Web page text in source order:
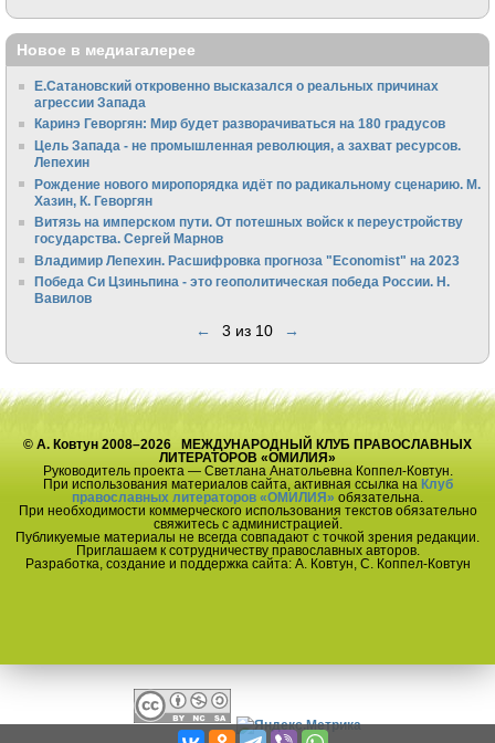
Новое в медиагалерее
Е.Сатановский откровенно высказался о реальных причинах
агрессии Запада
Каринэ Геворгян: Мир будет разворачиваться на 180 градусов
Цель Запада - не промышленная революция, а захват ресурсов.
Лепехин
Рождение нового миропорядка идёт по радикальному сценарию. М.
Хазин, К. Геворгян
Витязь на имперском пути. От потешных войск к переустройству
государства. Сергей Марнов
Владимир Лепехин. Расшифровка прогноза "Economist" на 2023
Победа Си Цзиньпина - это геополитическая победа России. Н.
Вавилов
← 3 из 10 →
© А. Ковтун 2008–2026 МЕЖДУНАРОДНЫЙ КЛУБ ПРАВОСЛАВНЫХ
ЛИТЕРАТОРОВ «ОМИЛИЯ»
Руководитель проекта — Светлана Анатольевна Коппел-Ковтун.
При использования материалов сайта, активная ссылка на Клуб
православных литераторов «ОМИЛИЯ» обязательна.
При необходимости коммерческого использования текстов обязательно
свяжитесь с администрацией.
Публикуемые материалы не всегда совпадают с точкой зрения редакции.
Приглашаем к сотрудничеству православных авторов.
Разработка, создание и поддержка сайта: А. Ковтун, С. Коппел-Ковтун